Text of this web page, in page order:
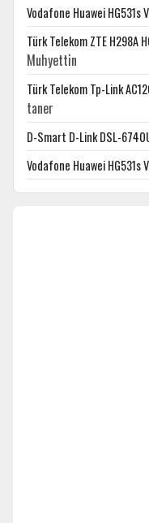
Vodafone Huawei HG531s
Türk Telekom ZTE H298A
Muhyettin
Türk Telekom Tp-Link
taner
D-Smart D-Link DSL-
Vodafone Huawei HG531s